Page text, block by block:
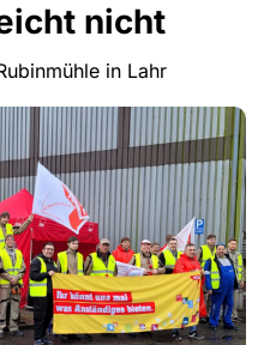
nicht
in Lahr